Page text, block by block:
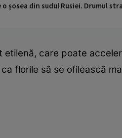
șosea din sudul Rusiei. Drumul
etilenă, care poate
florile să se ofilească